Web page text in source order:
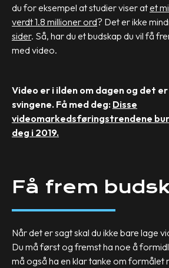
du for eksempel at studier viser atet
verdt 1.8 millioner ord? Det er ikke
sider. Så, har du et budskap du vil få
med video.
Video er i ilden om dagen og det
svingene. Få med deg: Disse
videomarkedsføringstrendene
deg i 2019.
Få frem
Når det er sagt skal du ikke bare lage
Du må først og fremst ha noe å
må også ha en klar tanke om formålet